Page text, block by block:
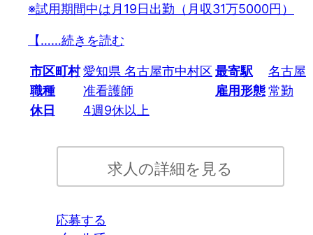
※試用期間中は月19日出勤（月収31万5000円）
【……続きを読む
市区町村愛知県 名古屋市中村区 最寄駅
名古屋
職種
准看護師 雇用形態常勤
休日
4週9休以上
求人の詳細を見る
応募する